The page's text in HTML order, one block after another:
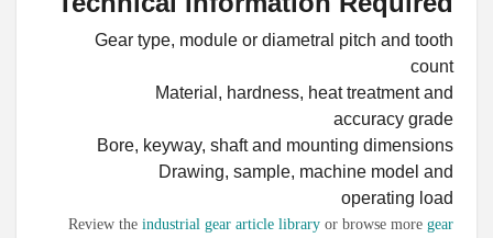
Gear type, module or diametral pitch and tooth
count
Material, hardness, heat treatment and
accuracy grade
Bore, keyway, shaft and mounting dimensions
Drawing, sample, machine model and
operating load
Review the industrial gear article library or browse more gear
French
Bengali
German
Korean